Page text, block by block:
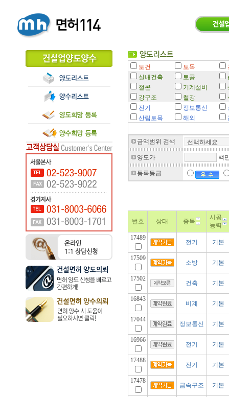
토건 토목
실내건축
토공
철콘
기계설비
강구조
철강
전기
정보통신
산림토목
해외
금액범위 검색
양도가 백
등록등급
번호 상태 종목
시공
능력
17489
전기 기본
17509
소방 기본
17502
건축 기본
16843
비계 기본
17044
정보통신 기본
16966
전기 기본
17488
전기 기본
17478
금속구조 기본